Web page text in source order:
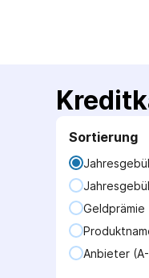
Sortierung
Anbieter